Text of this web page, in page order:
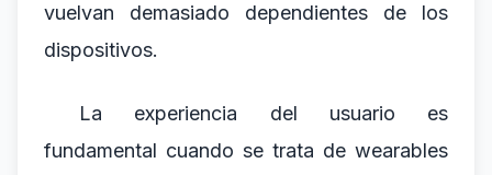
vuelvan demasiado dependientes de los
dispositivos.
La experiencia del usuario es
fundamental cuando se trata de wearables